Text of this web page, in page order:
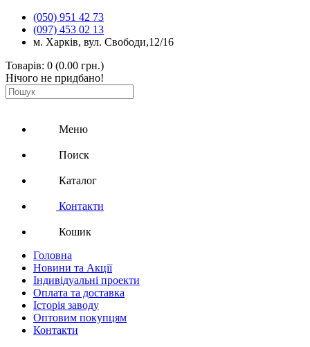
(050) 951 42 73
(097) 453 02 13
м. Харків, вул. Свободи,12/16
Товарів: 0 (0.00 грн.)
Нічого не придбано!
Меню
Поиск
Каталог
Контакти
Кошик
Головна
Новини та Акції
Індивідуальні проекти
Оплата та доставка
Історія заводу
Оптовим покупцям
Контакти